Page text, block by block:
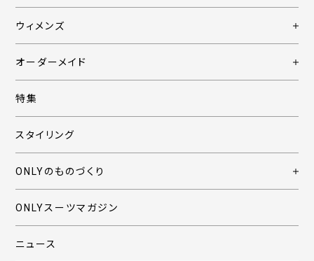
ウィメンズ
オーダーメイド
特集
スタイリング
ONLYのものづくり
ONLYスーツマガジン
ニュース